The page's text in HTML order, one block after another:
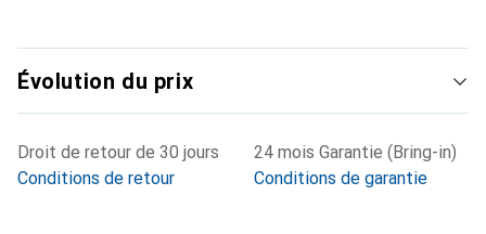
Évolution du prix
Droit de retour de 30 jours
Conditions de retour
24 mois Garantie (Bring-in)
Conditions de garantie